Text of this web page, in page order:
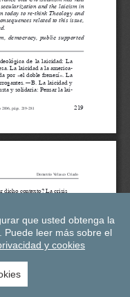
que usted obtenga la
Puede leer más sobre el
y cookies